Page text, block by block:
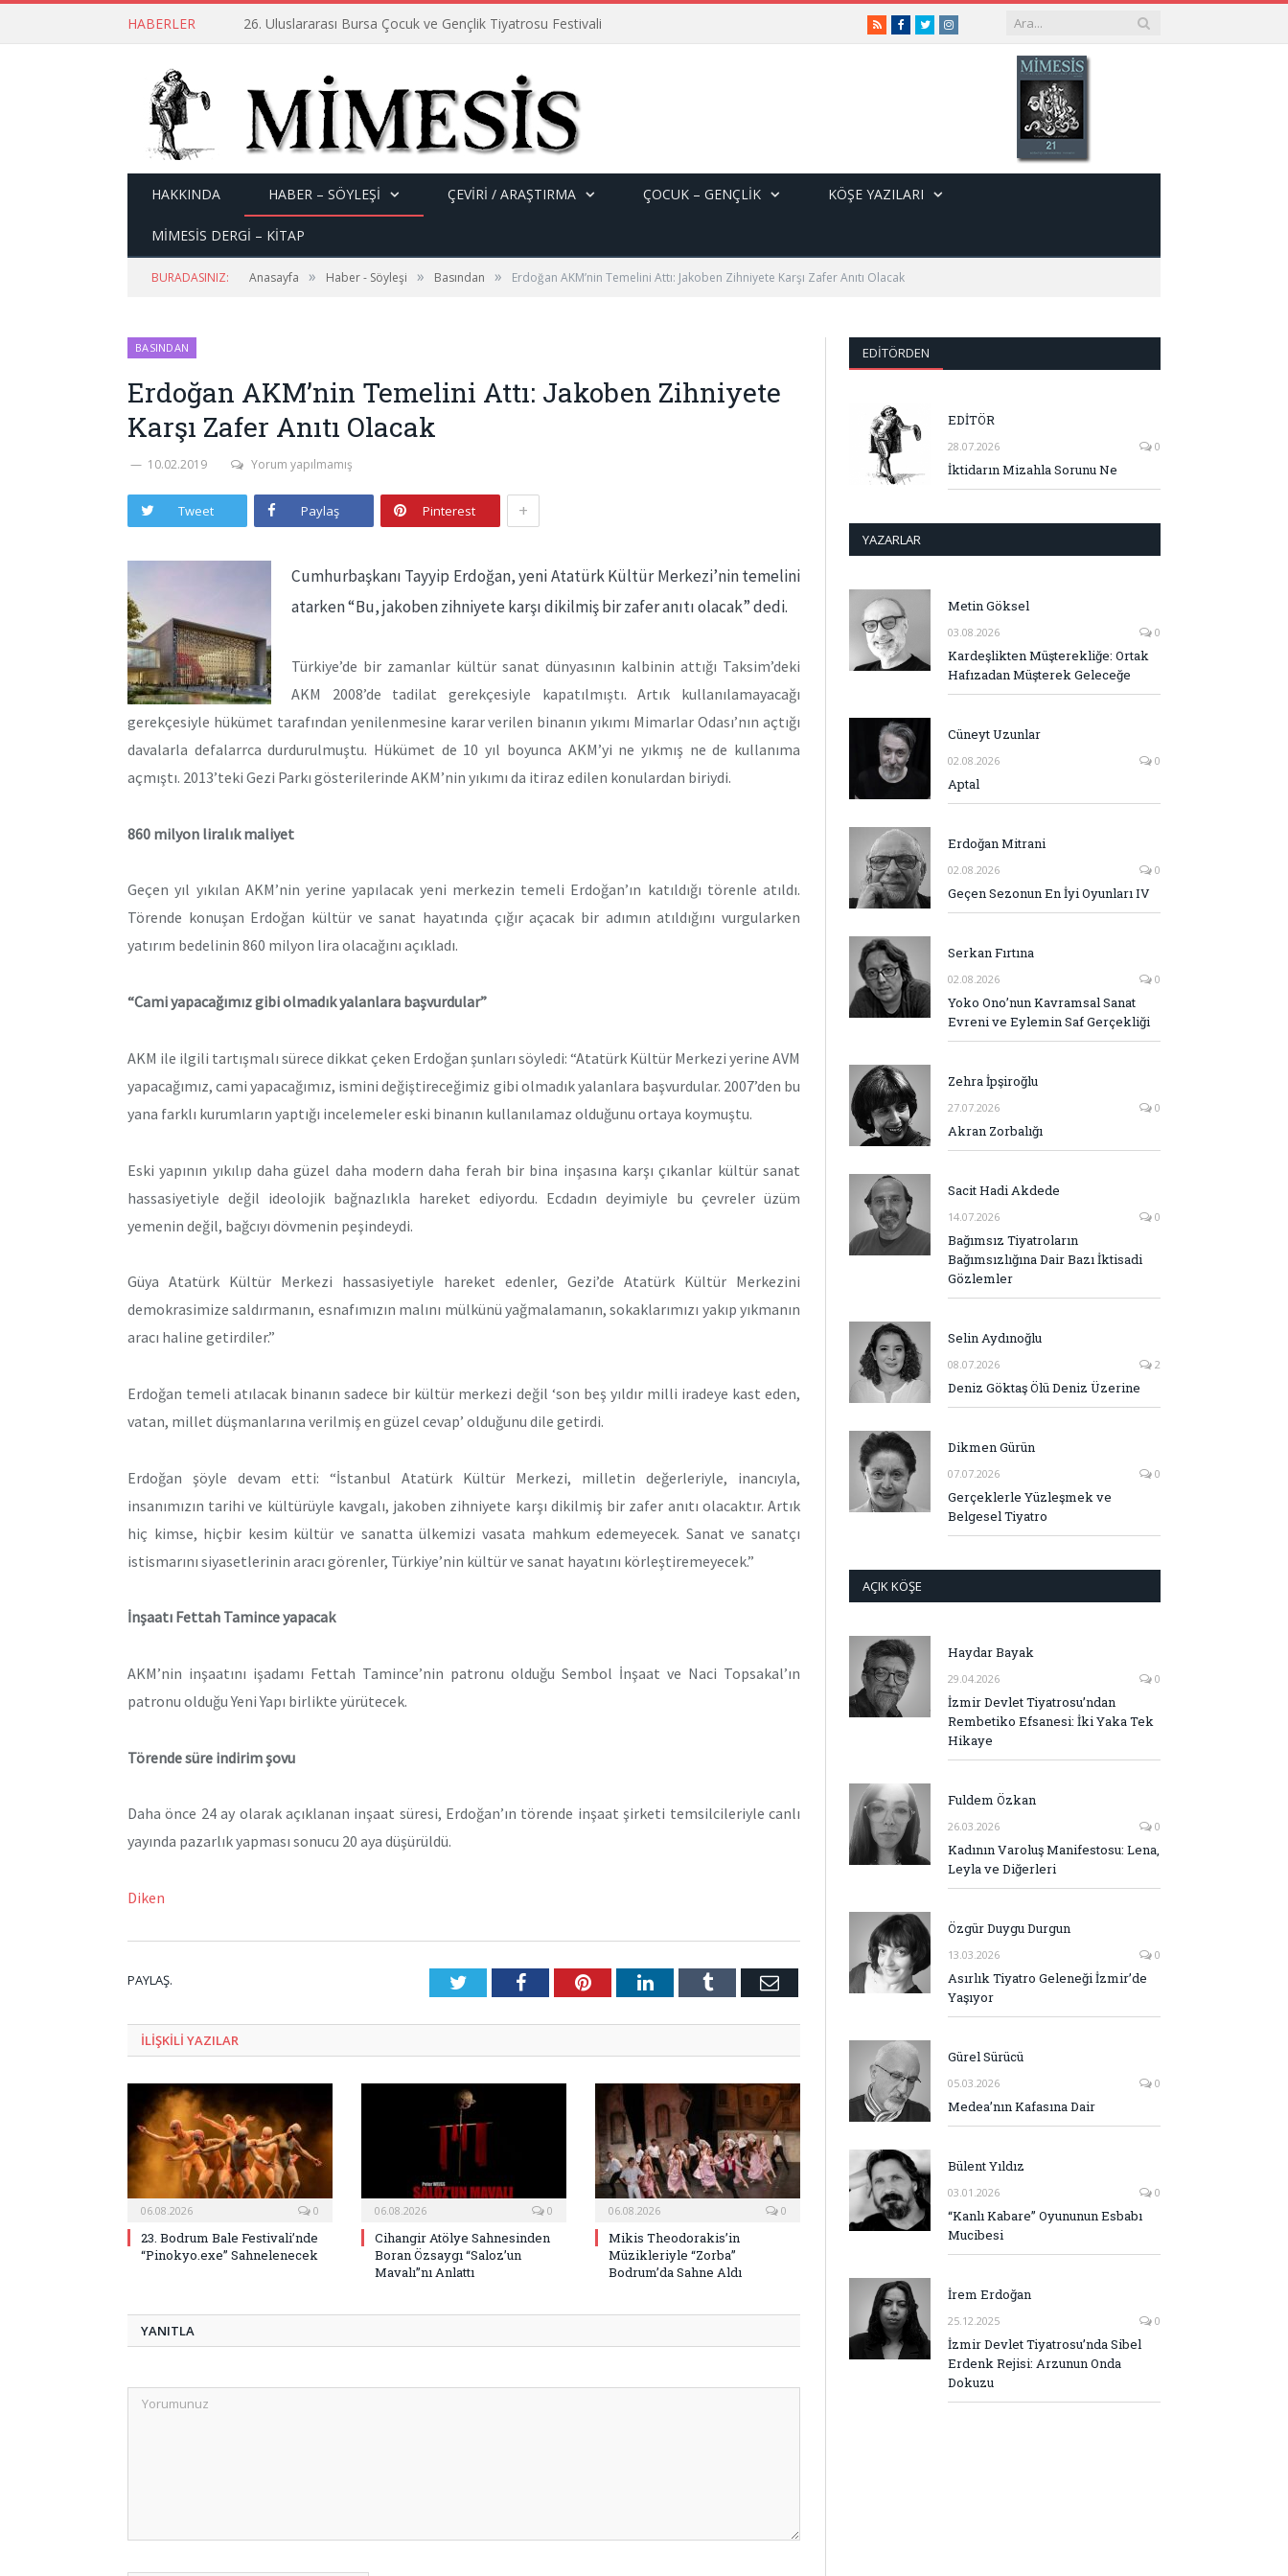
HABERLER 26. Uluslararası Bursa Çocuk ve Gençlik Tiyatrosu Festivali RSSFacebook
TwitterInstagram
HAKKINDA HABER – SÖYLEŞI ÇEVİRİ / ARAŞTIRMA ÇOCUK – GENÇLIK KÖŞE YAZILARI
MİMESİS DERGİ – KİTAP
BURADASINIZ: Anasayfa » Haber - Söyleşi » Basından » Erdoğan AKM’nin Temelini Attı: Jakoben Zihniyete Karşı Zafer Anıtı Olacak
BASINDAN
Erdoğan AKM’nin Temelini Attı: Jakoben Zihniyete
Karşı Zafer Anıtı Olacak
10.02.2019 Yorum yapılmamış
Tweet Paylaş Pinterest +
Cumhurbaşkanı Tayyip Erdoğan, yeni Atatürk Kültür Merkezi’nin temelini
atarken “Bu, jakoben zihniyete karşı dikilmiş bir zafer anıtı olacak” dedi.
Türkiye’de bir zamanlar kültür sanat dünyasının kalbinin attığı Taksim’deki
AKM 2008’de tadilat gerekçesiyle kapatılmıştı. Artık kullanılamayacağı
gerekçesiyle hükümet tarafından yenilenmesine karar verilen binanın yıkımı Mimarlar Odası’nın açtığı
davalarla defalarrca durdurulmuştu. Hükümet de 10 yıl boyunca AKM’yi ne yıkmış ne de kullanıma
açmıştı. 2013’teki Gezi Parkı gösterilerinde AKM’nin yıkımı da itiraz edilen konulardan biriydi.
860 milyon liralık maliyet
Geçen yıl yıkılan AKM’nin yerine yapılacak yeni merkezin temeli Erdoğan’ın katıldığı törenle atıldı.
Törende konuşan Erdoğan kültür ve sanat hayatında çığır açacak bir adımın atıldığını vurgularken
yatırım bedelinin 860 milyon lira olacağını açıkladı.
“Cami yapacağımız gibi olmadık yalanlara başvurdular”
AKM ile ilgili tartışmalı sürece dikkat çeken Erdoğan şunları söyledi: “Atatürk Kültür Merkezi yerine AVM
yapacağımız, cami yapacağımız, ismini değiştireceğimiz gibi olmadık yalanlara başvurdular. 2007’den bu
yana farklı kurumların yaptığı incelemeler eski binanın kullanılamaz olduğunu ortaya koymuştu.
Eski yapının yıkılıp daha güzel daha modern daha ferah bir bina inşasına karşı çıkanlar kültür sanat
hassasiyetiyle değil ideolojik bağnazlıkla hareket ediyordu. Ecdadın deyimiyle bu çevreler üzüm
yemenin değil, bağcıyı dövmenin peşindeydi.
Güya Atatürk Kültür Merkezi hassasiyetiyle hareket edenler, Gezi’de Atatürk Kültür Merkezini
demokrasimize saldırmanın, esnafımızın malını mülkünü yağmalamanın, sokaklarımızı yakıp yıkmanın
aracı haline getirdiler.”
Erdoğan temeli atılacak binanın sadece bir kültür merkezi değil ‘son beş yıldır milli iradeye kast eden,
vatan, millet düşmanlarına verilmiş en güzel cevap’ olduğunu dile getirdi.
Erdoğan şöyle devam etti: “İstanbul Atatürk Kültür Merkezi, milletin değerleriyle, inancıyla,
insanımızın tarihi ve kültürüyle kavgalı, jakoben zihniyete karşı dikilmiş bir zafer anıtı olacaktır. Artık
hiç kimse, hiçbir kesim kültür ve sanatta ülkemizi vasata mahkum edemeyecek. Sanat ve sanatçı
istismarını siyasetlerinin aracı görenler, Türkiye’nin kültür ve sanat hayatını körleştiremeyecek.”
İnşaatı Fettah Tamince yapacak
AKM’nin inşaatını işadamı Fettah Tamince’nin patronu olduğu Sembol İnşaat ve Naci Topsakal’ın
patronu olduğu Yeni Yapı birlikte yürütecek.
Törende süre indirim şovu
Daha önce 24 ay olarak açıklanan inşaat süresi, Erdoğan’ın törende inşaat şirketi temsilcileriyle canlı
yayında pazarlık yapması sonucu 20 aya düşürüldü.
Diken
PAYLAŞ. TwitterFacebookPinterestLinkedInTumblr E-
ILIŞKILI YAZILAR
06.08.2026 0
23. Bodrum Bale Festivali’nde
“Pinokyo.exe” Sahnelenecek
06.08.2026 0
Cihangir Atölye Sahnesinden
Boran Özsaygı “Saloz’un
Mavalı”nı Anlattı
06.08.2026 0
Mikis Theodorakis’in
Müzikleriyle “Zorba”
Bodrum’da Sahne Aldı
YANITLA
EDITÖRDEN
EDİTÖR
28.07.2026 0
İktidarın Mizahla Sorunu Ne
YAZARLAR
Metin Göksel
03.08.2026 0
Kardeşlikten Müşterekliğe: Ortak
Hafızadan Müşterek Geleceğe
Cüneyt Uzunlar
02.08.2026 0
Aptal
Erdoğan Mitrani
02.08.2026 0
Geçen Sezonun En İyi Oyunları IV
Serkan Fırtına
02.08.2026 0
Yoko Ono’nun Kavramsal Sanat
Evreni ve Eylemin Saf Gerçekliği
Zehra İpşiroğlu
27.07.2026 0
Akran Zorbalığı
Sacit Hadi Akdede
14.07.2026 0
Bağımsız Tiyatroların
Bağımsızlığına Dair Bazı İktisadi
Gözlemler
Selin Aydınoğlu
08.07.2026 2
Deniz Göktaş Ölü Deniz Üzerine
Dikmen Gürün
07.07.2026 0
Gerçeklerle Yüzleşmek ve
Belgesel Tiyatro
AÇIK KÖŞE
Haydar Bayak
29.04.2026 0
İzmir Devlet Tiyatrosu’ndan
Rembetiko Efsanesi: İki Yaka Tek
Hikaye
Fuldem Özkan
26.03.2026 0
Kadının Varoluş Manifestosu: Lena,
Leyla ve Diğerleri
Özgür Duygu Durgun
13.03.2026 0
Asırlık Tiyatro Geleneği İzmir’de
Yaşıyor
Gürel Sürücü
05.03.2026 0
Medea’nın Kafasına Dair
Bülent Yıldız
03.01.2026 0
“Kanlı Kabare” Oyununun Esbabı
Mucibesi
İrem Erdoğan
25.12.2025 0
İzmir Devlet Tiyatrosu’nda Sibel
Erdenk Rejisi: Arzunun Onda
Dokuzu